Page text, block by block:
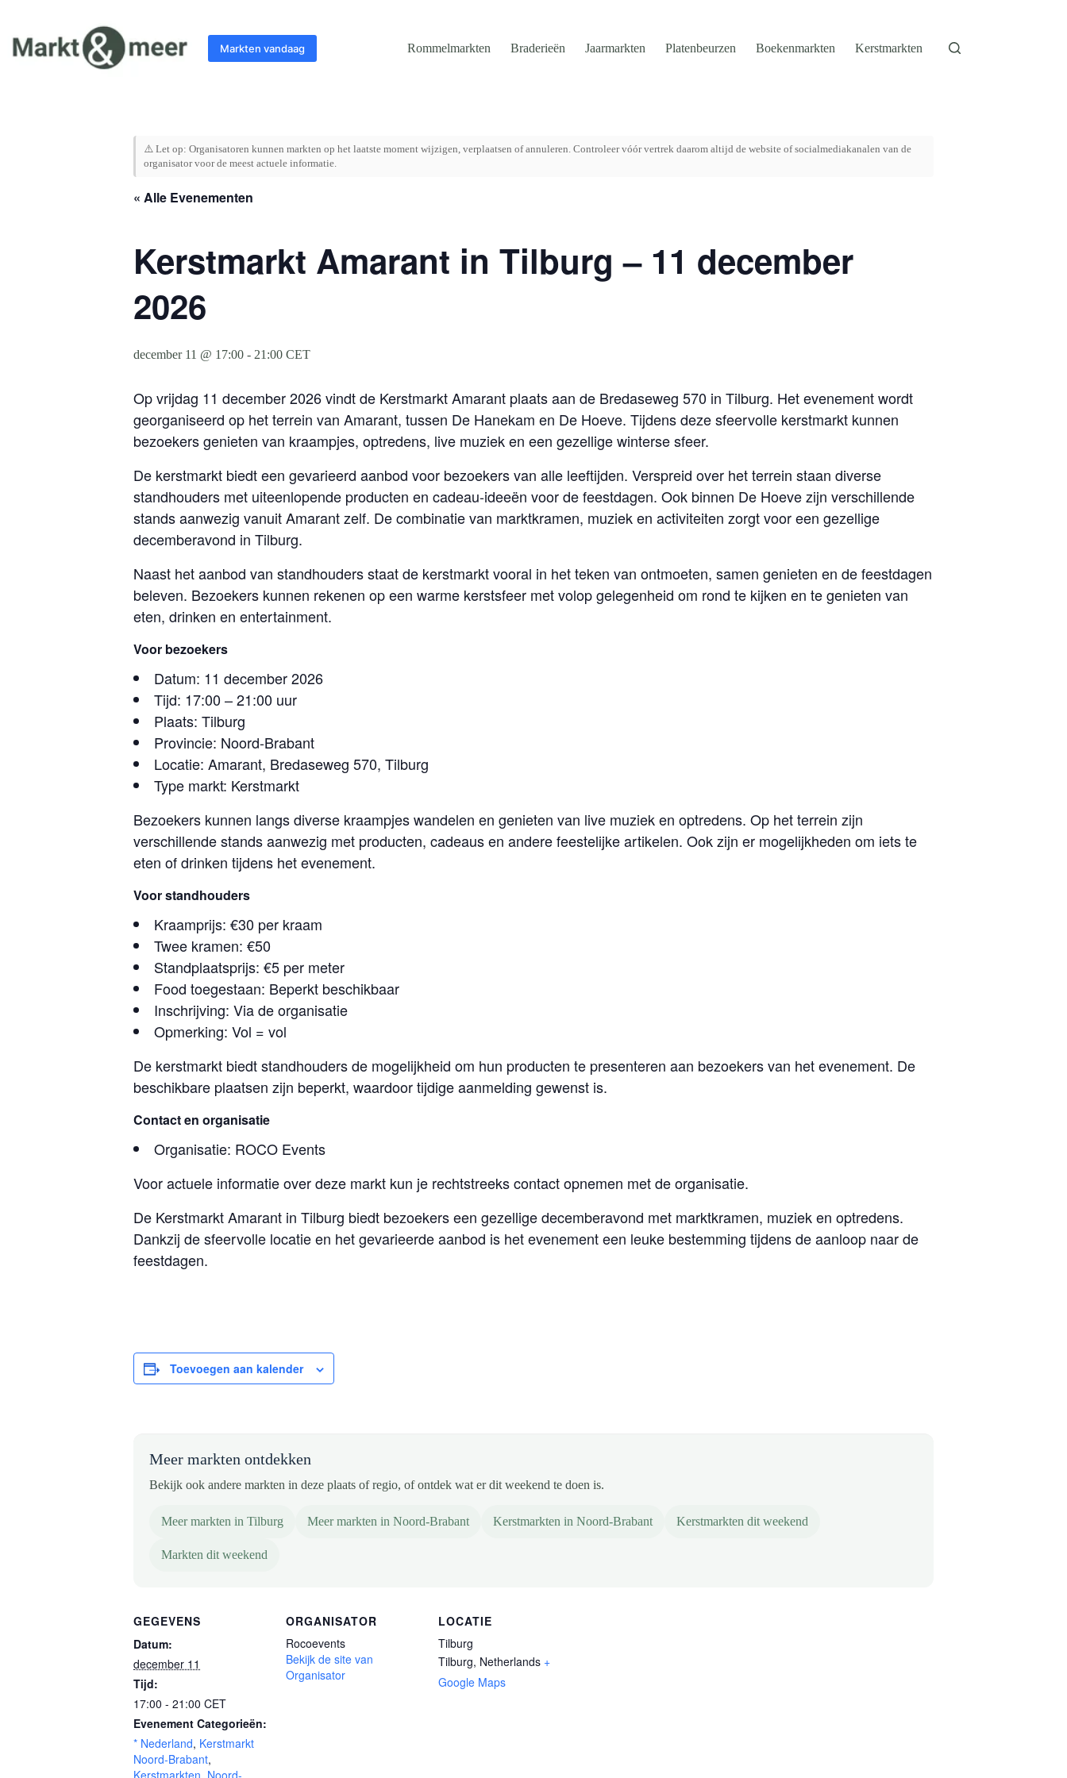
inhoud
Markten vandaag Rommelmarkten Braderieën Jaarmarkten Platenbeurzen Boekenmarkten Kerstmarkten
⚠️ Let op: Organisatoren kunnen markten op het laatste moment wijzigen, verplaatsen of annuleren. Controleer vóór vertrek daarom altijd de website of socialmediakanalen van de
organisator voor de meest actuele informatie.
« Alle Evenementen
Kerstmarkt Amarant in Tilburg – 11 december
2026
december 11 @ 17:00 - 21:00 CET
Op vrijdag 11 december 2026 vindt de Kerstmarkt Amarant plaats aan de Bredaseweg 570 in Tilburg. Het evenement wordt
georganiseerd op het terrein van Amarant, tussen De Hanekam en De Hoeve. Tijdens deze sfeervolle kerstmarkt kunnen
bezoekers genieten van kraampjes, optredens, live muziek en een gezellige winterse sfeer.
De kerstmarkt biedt een gevarieerd aanbod voor bezoekers van alle leeftijden. Verspreid over het terrein staan diverse
standhouders met uiteenlopende producten en cadeau-ideeën voor de feestdagen. Ook binnen De Hoeve zijn verschillende
stands aanwezig vanuit Amarant zelf. De combinatie van marktkramen, muziek en activiteiten zorgt voor een gezellige
decemberavond in Tilburg.
Naast het aanbod van standhouders staat de kerstmarkt vooral in het teken van ontmoeten, samen genieten en de feestdagen
beleven. Bezoekers kunnen rekenen op een warme kerstsfeer met volop gelegenheid om rond te kijken en te genieten van
eten, drinken en entertainment.
Voor bezoekers
Datum: 11 december 2026
Tijd: 17:00 – 21:00 uur
Plaats: Tilburg
Provincie: Noord-Brabant
Locatie: Amarant, Bredaseweg 570, Tilburg
Type markt: Kerstmarkt
Bezoekers kunnen langs diverse kraampjes wandelen en genieten van live muziek en optredens. Op het terrein zijn
verschillende stands aanwezig met producten, cadeaus en andere feestelijke artikelen. Ook zijn er mogelijkheden om iets te
eten of drinken tijdens het evenement.
Voor standhouders
Kraamprijs: €30 per kraam
Twee kramen: €50
Standplaatsprijs: €5 per meter
Food toegestaan: Beperkt beschikbaar
Inschrijving: Via de organisatie
Opmerking: Vol = vol
De kerstmarkt biedt standhouders de mogelijkheid om hun producten te presenteren aan bezoekers van het evenement. De
beschikbare plaatsen zijn beperkt, waardoor tijdige aanmelding gewenst is.
Contact en organisatie
Organisatie: ROCO Events
Voor actuele informatie over deze markt kun je rechtstreeks contact opnemen met de organisatie.
De Kerstmarkt Amarant in Tilburg biedt bezoekers een gezellige decemberavond met marktkramen, muziek en optredens.
Dankzij de sfeervolle locatie en het gevarieerde aanbod is het evenement een leuke bestemming tijdens de aanloop naar de
feestdagen.
Toevoegen aan kalender
Meer markten ontdekken
Bekijk ook andere markten in deze plaats of regio, of ontdek wat er dit weekend te doen is.
Meer markten in Tilburg Meer markten in Noord-Brabant Kerstmarkten in Noord-Brabant Kerstmarkten dit weekend
Markten dit weekend
GEGEVENS
Datum:
december 11
Tijd:
17:00 - 21:00 CET
Evenement Categorieën:
* Nederland, Kerstmarkt
Noord-Brabant,
Kerstmarkten Noord-
ORGANISATOR
Rocoevents
Bekijk de site van
Organisator
LOCATIE
Tilburg
Tilburg, Netherlands +
Google Maps